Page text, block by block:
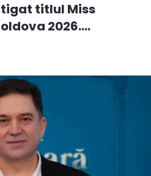
titlul Miss
2026.